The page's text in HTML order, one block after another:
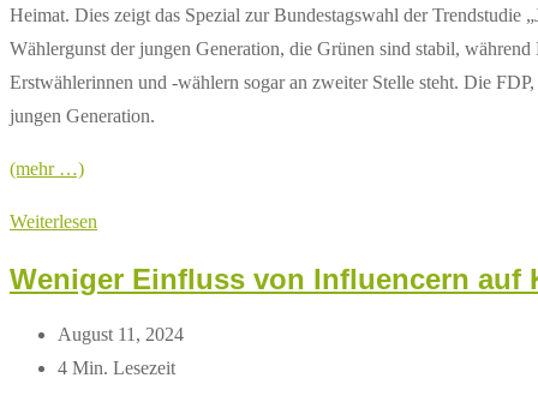
Heimat. Dies zeigt das Spezial zur Bundestagswahl der
Wählergunst der jungen Generation, die Grünen sind stabil,
Erstwählerinnen und -wählern sogar an zweiter Stelle steht. Die
jungen Generation.
(mehr …)
Weiterlesen
die
Weniger Einfluss von Influencern auf
Beitrag
zuletzt
August 11, 2024
Lesedauer:
4 Min. Lesezeit